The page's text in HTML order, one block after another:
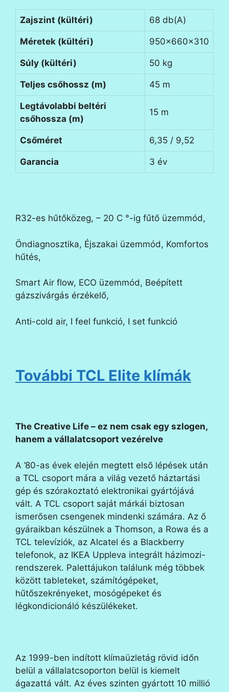
Zajszint (kültéri) 68 db(A)
Méretek (kültéri) 950x660x310
Súly (kültéri) 50 kg
Teljes csőhossz (m) 45 m
Legtávolabbi beltéri
csőhossza (m)
15 m
Csőméret 6,35 / 9,52
Garancia 3 év
R32-es hűtőközeg, – 20 C °-ig fűtő üzemmód,
Öndiagnosztika, Éjszakai üzemmód, Komfortos
hűtés,
Smart Air flow, ECO üzemmód, Beépített
gázszivárgás érzékelő,
Anti-cold air, I feel funkció, I set funkció
További TCL Elite klímák
The Creative Life – ez nem csak egy szlogen,
hanem a vállalatcsoport vezérelve
A ’80-as évek elején megtett első lépések után
a TCL csoport mára a világ vezető háztartási
gép és szórakoztató elektronikai gyártójává
vált. A TCL csoport saját márkái biztosan
ismerősen csengenek mindenki számára. Az ő
gyáraikban készülnek a Thomson, a Rowa és a
TCL televíziók, az Alcatel és a Blackberry
telefonok, az IKEA Uppleva integrált házimozi-
rendszerek. Palettájukon találunk még többek
között tableteket, számítógépeket,
hűtőszekrényeket, mosógépeket és
légkondicionáló készülékeket.
Az 1999-ben indított klímaüzletág rövid időn
belül a vállalatcsoporton belül is kiemelt
ágazattá vált. Az éves szinten gyártott 10 millió